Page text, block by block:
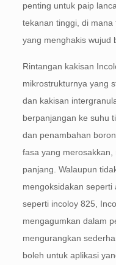
penting untuk paip
tekanan tinggi, di
yang menghakis wujud
Rintangan kakisan
mikrostrukturnya yang
dan kakisan
berpanjangan ke suhu
dan penambahan
fasa yang
panjang. Walaupun
mengoksidakan
seperti incoloy 825,
mengagumkan dalam
mengurangkan
boleh untuk aplikasi